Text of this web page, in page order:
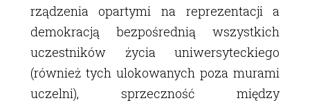
rządzenia opartymi na reprezentacji a
demokracją bezpośrednią wszystkich
uczestników życia uniwersyteckiego
(również tych ulokowanych poza murami
uczelni), sprzeczność między